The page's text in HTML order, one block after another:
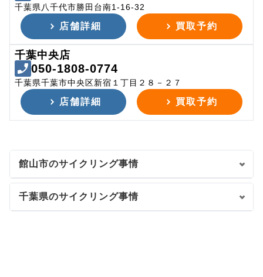
千葉県八千代市勝田台南1-16-32
店舗詳細 買取予約
千葉中央店
050-1808-0774
千葉県千葉市中央区新宿１丁目２８－２７
店舗詳細 買取予約
館山市のサイクリング事情
千葉県のサイクリング事情